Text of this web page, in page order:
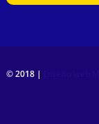
© 2018 |